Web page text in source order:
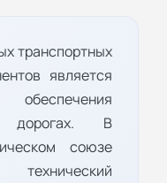
транспортных
является
дорогах. В
союзе